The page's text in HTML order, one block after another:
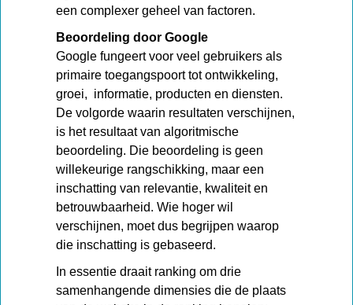
een complexer geheel van factoren.
Beoordeling door Google
Google fungeert voor veel gebruikers als
primaire toegangspoort tot ontwikkeling,
groei, informatie, producten en diensten.
De volgorde waarin resultaten verschijnen,
is het resultaat van algoritmische
beoordeling. Die beoordeling is geen
willekeurige rangschikking, maar een
inschatting van relevantie, kwaliteit en
betrouwbaarheid. Wie hoger wil
verschijnen, moet dus begrijpen waarop
die inschatting is gebaseerd.
In essentie draait ranking om drie
samenhangende dimensies die de plaats